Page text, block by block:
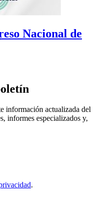
Nacional de
información actualizada del
informes especializados y,
.